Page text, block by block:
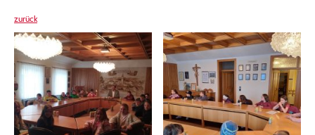
zurück